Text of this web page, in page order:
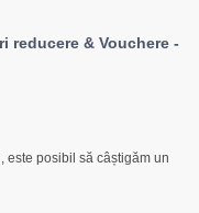
reducere & Vouchere -
este posibil să câștigăm un